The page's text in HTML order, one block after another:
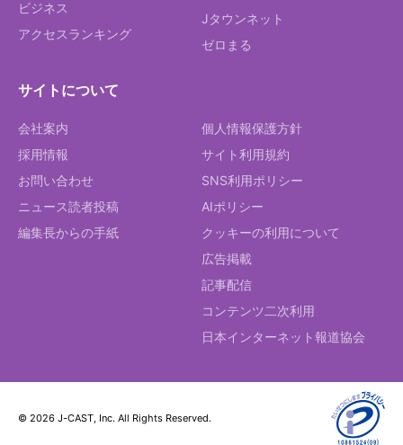
ビジネス
アクセスランキング
Jタウンネット
ゼロまる
サイトについて
会社案内
採用情報
お問い合わせ
ニュース読者投稿
編集長からの手紙
個人情報保護方針
サイト利用規約
SNS利用ポリシー
AIポリシー
クッキーの利用について
広告掲載
記事配信
コンテンツ二次利用
日本インターネット報道協会
© 2026 J-CAST, Inc. All Rights Reserved.